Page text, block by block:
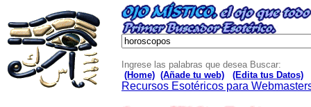
Ingrese las palabras que desea Buscar:
(Home) (Añade tu web) (Edita tus Datos)
Recursos Esotéricos para